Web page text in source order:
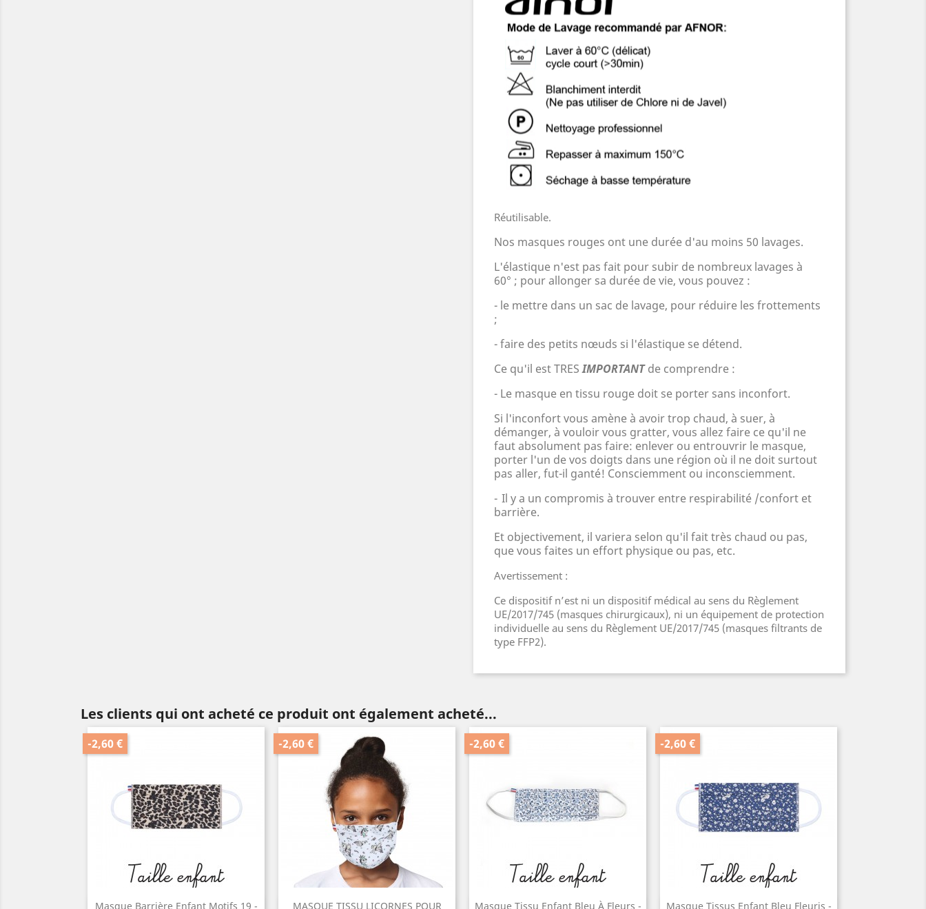
Réutilisable.
Nos masques rouges ont une durée d'au moins 50 lavages.
L'élastique n'est pas fait pour subir de nombreux lavages à
60° ; pour allonger sa durée de vie, vous pouvez :
- le mettre dans un sac de lavage, pour réduire les frottements
;
- faire des petits nœuds si l'élastique se détend.
Ce qu'il est TRESIMPORTANTde comprendre :
- Le masque en tissu rouge doit se porter sans inconfort.
Si l'inconfort vous amène à avoir trop chaud, à suer, à
démanger, à vouloir vous gratter, vous allez faire ce qu'il ne
faut absolument pas faire: enlever ou entrouvrir le masque,
porter l'un de vos doigts dans une région où il ne doit surtout
pas aller, fut-il ganté! Consciemment ou inconsciemment.
- Il y a un compromis à trouver entre respirabilité /confort et
barrière.
Et objectivement, il variera selon qu'il fait très chaud ou pas,
que vous faites un effort physique ou pas, etc.
Avertissement :
Ce dispositif n’est ni un dispositif médical au sens du Règlement
UE/2017/745 (masques chirurgicaux), ni un équipement de protection
individuelle au sens du Règlement UE/2017/745 (masques filtrants de
type FFP2).
Les clients qui ont acheté ce produit ont également acheté...
Masque Barrière Enfant Motifs 19 -
-2,60 €
MASQUE TISSU LICORNES POUR
-2,60 €
Masque Tissu Enfant Bleu À Fleurs -
-2,60 €
Masque Tissus Enfant Bleu Fleuris -
-2,60 €